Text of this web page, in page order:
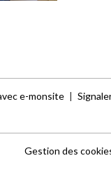
e-monsite
Gestion des